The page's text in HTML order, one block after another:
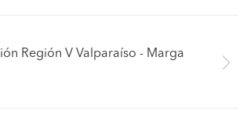
Región V Valparaíso - Marga